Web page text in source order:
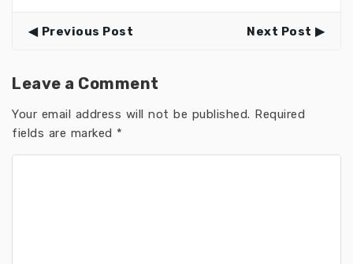
Previous Post Next Post
Leave a Comment
Your email address will not be published. Required
fields are marked *